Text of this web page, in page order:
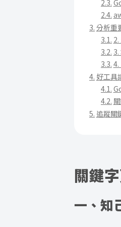
分析重
4.
好工具
追蹤關
關鍵
一、知